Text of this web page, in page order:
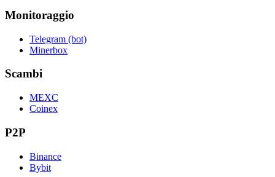
Monitoraggio
Telegram (bot)
Minerbox
Scambi
MEXC
Coinex
P2P
Binance
Bybit